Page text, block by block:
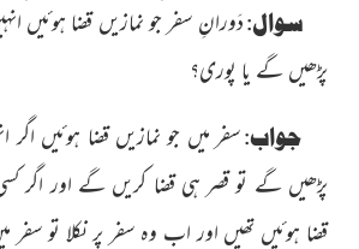
سوال:دَورانِ سفر جو نمازیں قضا ہوئیں
پڑھیں گے یا پوری؟
جواب:سفر میں جو نمازیں قضا ہوئیں
پڑھیں گے تو قصر ہی قضا کریں گے اور اگر
قضا ہوئیں تھیں اور اب وہ سفر پر نکلا تو سفر